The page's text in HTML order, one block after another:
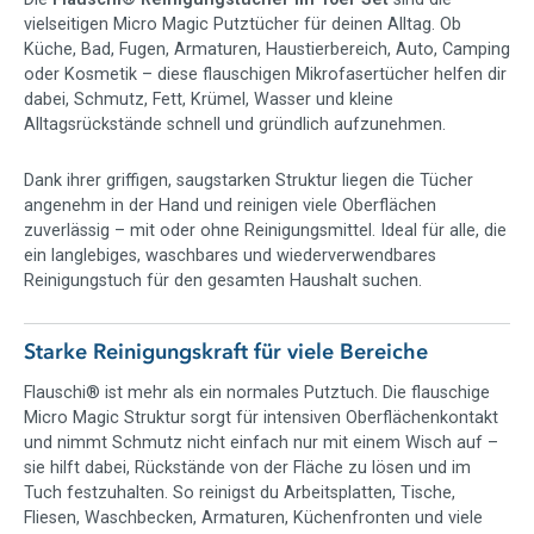
Waschbar, wiederverwendbar und
langlebig
Die Pastaclean Flauschi Putztücher sind für den regelmäßigen
immer wieder verwendet werden. Dadurch ersetzen sie viele
klassische Spültücher, Schwämme, Küchenpapiere und
Einweg-Reinigungstücher.
Nach der Anwendung kannst du das Tuch gründlich ausspülen
oder in der Waschmaschine waschen. Bitte verwende
ersten Waschen empfehlen wir, die Tücher separat oder mit
ähnlichen Farben zu waschen. Bitte beachte zusätzlich das
Waschlabel.
Tipp: Nach dem ersten Waschen entfaltet das Flauschi® seine
volle Saugfähigkeit.
vielseitigen Micro Magic Putztücher für deinen Alltag. Ob
Küche, Bad, Fugen, Armaturen, Haustierbereich, Auto, Camping
oder Kosmetik – diese flauschigen Mikrofasertücher helfen dir
dabei, Schmutz, Fett, Krümel, Wasser und kleine
Alltagsrückstände schnell und gründlich aufzunehmen.
Dank ihrer griffigen, saugstarken Struktur liegen die Tücher
angenehm in der Hand und reinigen viele Oberflächen
zuverlässig – mit oder ohne Reinigungsmittel. Ideal für alle, die
ein langlebiges, waschbares und wiederverwendbares
Reinigungstuch für den gesamten Haushalt suchen.
Starke Reinigungskraft für viele Bereiche
Flauschi® ist mehr als ein normales Putztuch. Die flauschige
Micro Magic Struktur sorgt für intensiven Oberflächenkontakt
und nimmt Schmutz nicht einfach nur mit einem Wisch auf –
sie hilft dabei, Rückstände von der Fläche zu lösen und im
Tuch festzuhalten. So reinigst du Arbeitsplatten, Tische,
Fliesen, Waschbecken, Armaturen, Küchenfronten und viele